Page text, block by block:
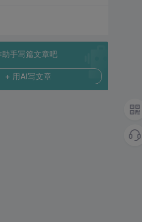
手写篇文章吧
+ 用AI写文章